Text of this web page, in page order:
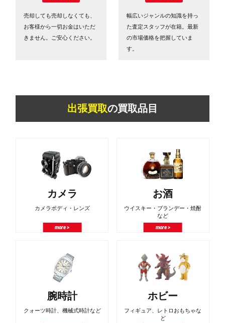
売却しても売却しなくても、
お客様から一切お金はいただ
きません。ご安心ください。
幅広いジャンルの知識を持っ
た査定スタッフが在籍。最新
の市場価格を把握していま
す。
出張買取の買取品目
カメラ
カメラボディ・レンズ
more >
お酒
ウイスキー・ブランデー・焼酎
など
more >
腕時計
クォーツ時計、機械式時計など
ホビー
フィギュア、レトロおもちゃな
ど